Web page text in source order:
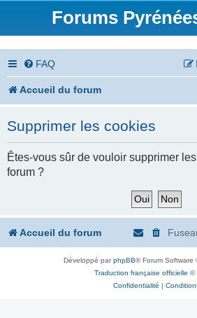
Forums
FAQ
Accueil du forum
Supprimer les cookies
Êtes-vous sûr de vouloir supprimer
forum ?
Accueil du forum
Développé parphpBB® Forum Software
Traduction française officielle ©
Confidentialité |